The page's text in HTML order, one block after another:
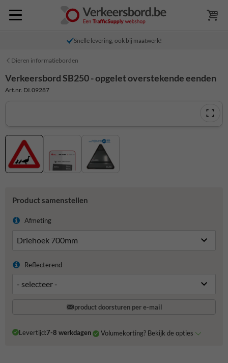
Snelle levering, ook bij maatwerk!
Dieren informatieborden
Verkeersbord SB250 - opgelet overstekende eenden
Art.nr. DI.09287
Product samenstellen
Afmeting
Reflecterend
product doorsturen per e-mail
Levertijd:7-8 werkdagen Volumekorting? Bekijk de opties